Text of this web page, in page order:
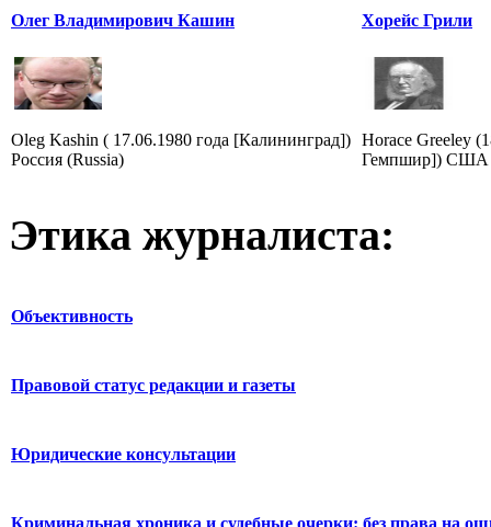
Олег Владимирович Кашин
Oleg Kashin ( 17.06.1980 года [Калининград])
Россия (Russia)
Хорейс Грили
Horace Greeley
Гемпшир]) США
Этика журналиста:
Объективность
Правовой статус редакции и газеты
Юридические консультации